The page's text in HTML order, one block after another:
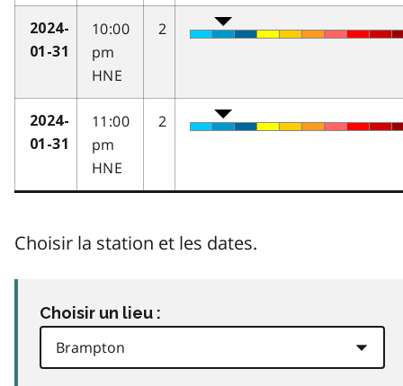
2024-
01-31
10:00
pm
HNE
2
2024-
01-31
11:00
pm
HNE
2
Choisir la station et les dates.
Choisir un lieu :